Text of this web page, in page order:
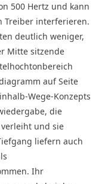
500 Hertz und kann
Treiber interferieren.
deutlich weniger,
Mitte sitzende
auf Seite
Wege-Konzepts
die
und sie
liefern auch
Ihr